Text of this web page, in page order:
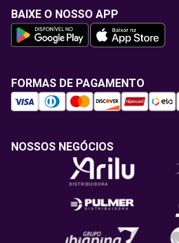
BAIXE O NOSSO APP
FORMAS DE PAGAMENTO
NOSSOS NEGÓCIOS